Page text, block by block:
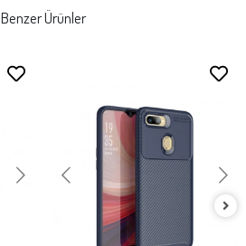
Benzer Ürünler